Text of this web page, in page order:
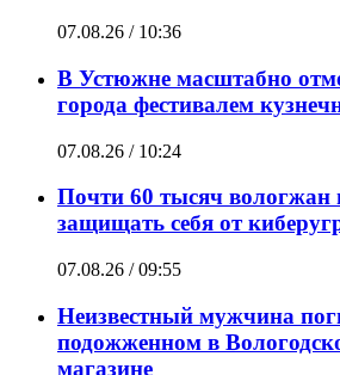
07.08.26 / 10:36
В Устюжне масштабно
города фестивалем
07.08.26 / 10:24
Почти 60 тысяч вологжан
защищать себя от
07.08.26 / 09:55
Неизвестный мужчина
подожженном в
магазине